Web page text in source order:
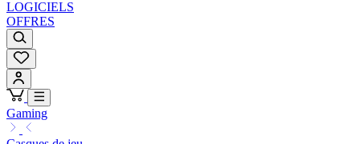
LOGICIELS
OFFRES
Gaming